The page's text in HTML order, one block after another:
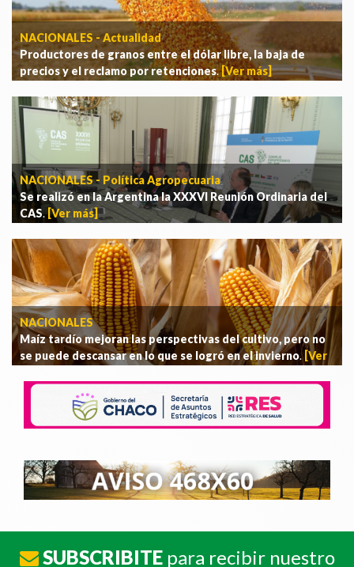
NACIONALES - Actualidad
Productores de granos entre el dólar libre, la baja de
precios y el reclamo por retenciones.[Ver más]
NACIONALES - Política Agropecuaria
Se realizó en la Argentina la XXXVI Reunión Ordinaria del
CAS.[Ver más]
NACIONALES
Maíz tardío mejoran las perspectivas del cultivo, pero no
se puede descansar en lo que se logró en el invierno. [Ver
SUBSCRIBITEpara recibir nuestro